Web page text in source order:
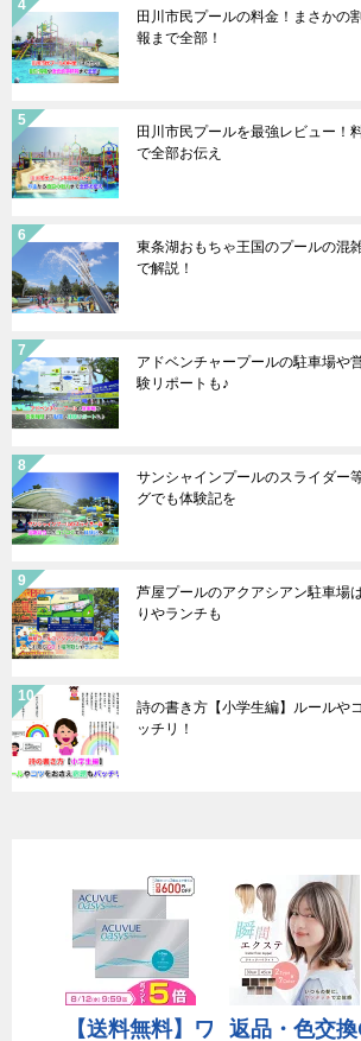
田川市民プールの料金！まさかの
報まで全部！
田川市民プールを最強レビュー！
で全部お伝え
東条湖おもちゃ王国のプールの混
で解説！
アドベンチャープールの駐車場や
験リポートも♪
サンシャインプールのスライダー
グでも体験記を
芦屋プールのアクアシアン駐車場
りやランチも
詩の書き方【小学生編】ルールや
ッチリ！